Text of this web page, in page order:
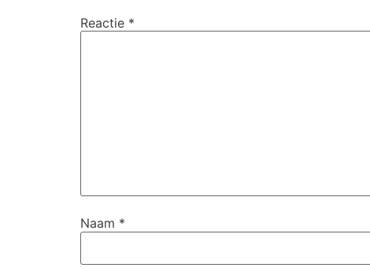
Reactie *
Naam *